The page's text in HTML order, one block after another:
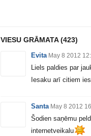
VIESU GRĀMATA (423)
Evita May 8 2012
Liels paldies par
Iesaku arī citiem
Santa May 8 2012
Šodien saņēmu
internetveikalu